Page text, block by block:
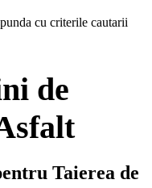
cu criterile cautarii
de
Taierea de